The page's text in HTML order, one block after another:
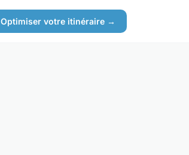
Optimiser votre itinéraire →